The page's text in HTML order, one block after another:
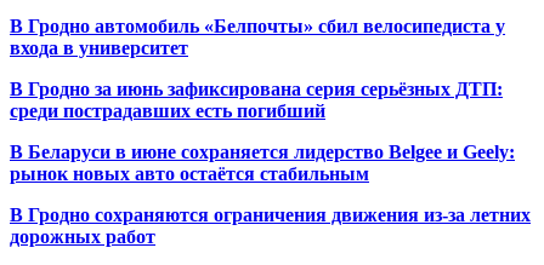
В Гродно автомобиль «Белпочты» сбил велосипедиста у
входа в университет
В Гродно за июнь зафиксирована серия серьёзных ДТП:
среди пострадавших есть погибший
В Беларуси в июне сохраняется лидерство Belgee и Geely:
рынок новых авто остаётся стабильным
В Гродно сохраняются ограничения движения из-за летних
дорожных работ